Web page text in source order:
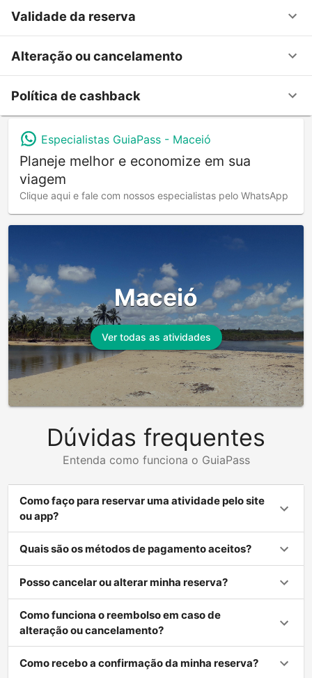
Validade da reserva
Alteração ou cancelamento
Política de cashback
Especialistas GuiaPass - Maceió
Planeje melhor e economize em sua
viagem
Clique aqui e fale com nossos especialistas pelo WhatsApp
Maceió
Ver todas as atividades
Dúvidas frequentes
Entenda como funciona o GuiaPass
Como faço para reservar uma atividade pelo site
ou app?
Quais são os métodos de pagamento aceitos?
Posso cancelar ou alterar minha reserva?
Como funciona o reembolso em caso de
alteração ou cancelamento?
Como recebo a confirmação da minha reserva?